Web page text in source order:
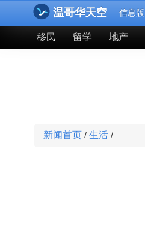
温哥华天空 信息版
移民 留学 地产
新闻首页 / 生活 /